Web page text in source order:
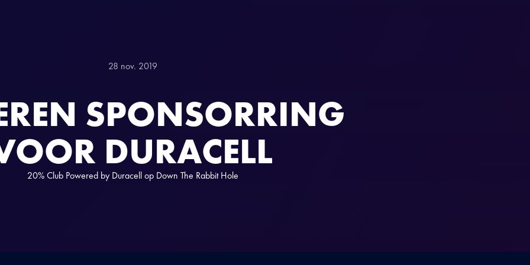
28 nov. 2019
SPONSORRING
DURACELL
20% Club Powered by Duracell op Down The Rabbit Hole